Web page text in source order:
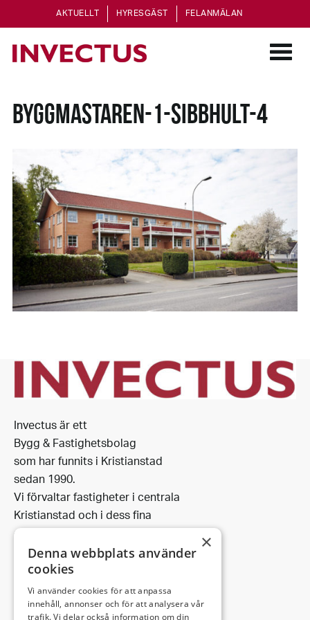
AKTUELLT HYRESGÄST FELANMÄLAN
BYGGMASTAREN-1-SIBBHULT-4
Invectus är ett
Bygg & Fastighetsbolag
som har funnits i Kristianstad
sedan 1990.
Vi förvaltar fastigheter i centrala
Kristianstad och i dess fina
omgivning.
Leveransadress:
×
Denna webbplats använder
cookies
Vi använder cookies för att anpassa
innehåll, annonser och för att analysera vår
trafik. Vi delar också information om din